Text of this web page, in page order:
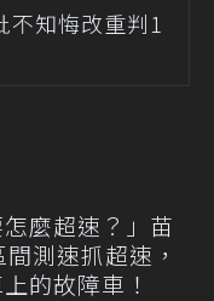
知悔改重判1
怎麼超速？」苗
測速抓超速，
的故障車！